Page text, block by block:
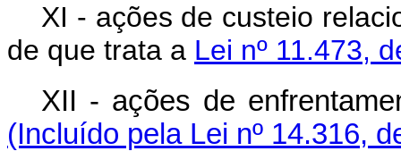
XI - ações de custeio
de que trata a Lei nº 11.473,
XII - ações de
(Incluído pela Lei nº 14.316,